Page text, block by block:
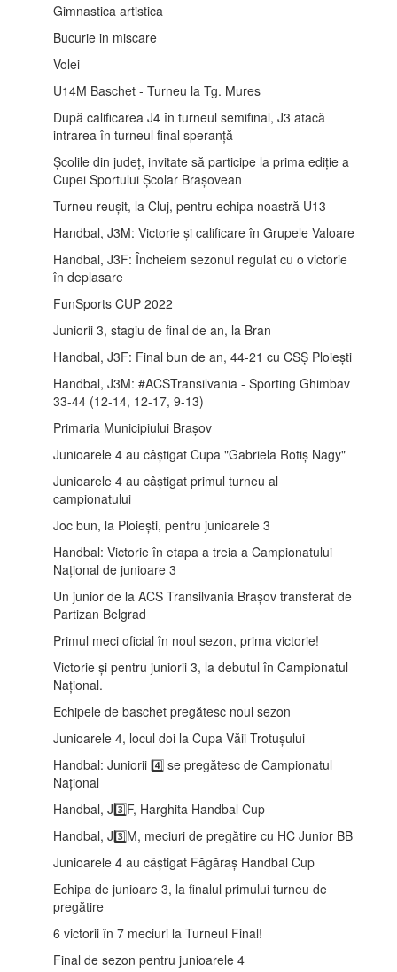
Gimnastica artistica
Bucurie in miscare
Volei
U14M Baschet - Turneu la Tg. Mures
După calificarea J4 în turneul semifinal, J3 atacă
intrarea în turneul final speranță
Școlile din județ, invitate să participe la prima ediție a
Cupei Sportului Școlar Brașovean
Turneu reușit, la Cluj, pentru echipa noastră U13
Handbal, J3M: Victorie și calificare în Grupele Valoare
Handbal, J3F: Încheiem sezonul regulat cu o victorie
în deplasare
FunSports CUP 2022
Juniorii 3, stagiu de final de an, la Bran
Handbal, J3F: Final bun de an, 44-21 cu CSȘ Ploiești
Handbal, J3M: #ACSTransilvania - Sporting Ghimbav
33-44 (12-14, 12-17, 9-13)
Primaria Municipiului Brașov
Junioarele 4 au câștigat Cupa "Gabriela Rotiș Nagy"
Junioarele 4 au câștigat primul turneu al
campionatului
Joc bun, la Ploiești, pentru junioarele 3
Handbal: Victorie în etapa a treia a Campionatului
Național de junioare 3
Un junior de la ACS Transilvania Brașov transferat de
Partizan Belgrad
Primul meci oficial în noul sezon, prima victorie!
Victorie și pentru juniorii 3, la debutul în Campionatul
Național.
Echipele de baschet pregătesc noul sezon
Junioarele 4, locul doi la Cupa Văii Trotușului
Handbal: Juniorii 4️⃣ se pregătesc de Campionatul
Național
Handbal, J3️⃣F, Harghita Handbal Cup
Handbal, J3️⃣M, meciuri de pregătire cu HC Junior BB
Junioarele 4 au câștigat Făgăraș Handbal Cup
Echipa de junioare 3, la finalul primului turneu de
pregătire
6 victorii în 7 meciuri la Turneul Final!
Final de sezon pentru junioarele 4